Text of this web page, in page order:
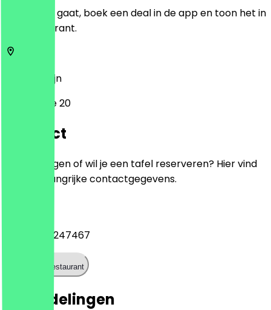
Voordat je gaat, boek een deal in de app en toon het in
het restaurant.
Berlijn
Matenzeile 20
Contact
Heb je vragen of wil je een tafel reserveren? Hier vind
je alle belangrijke contactgegevens.
+4930467247467
Bel het restaurant
Beoordelingen